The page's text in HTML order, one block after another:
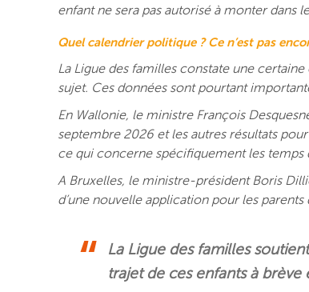
enfant ne sera pas autorisé à monter dans
Quel calendrier politique ? Ce n’est pas
La Ligue des familles constate une
sujet. Ces données sont pourtant
En Wallonie, le ministre François
septembre 2026 et les autres résultats
ce qui concerne spécifiquement les temps
A Bruxelles, le ministre-président Boris
d’une nouvelle application pour les
La Ligue des familles
trajet de ces enfants à brève